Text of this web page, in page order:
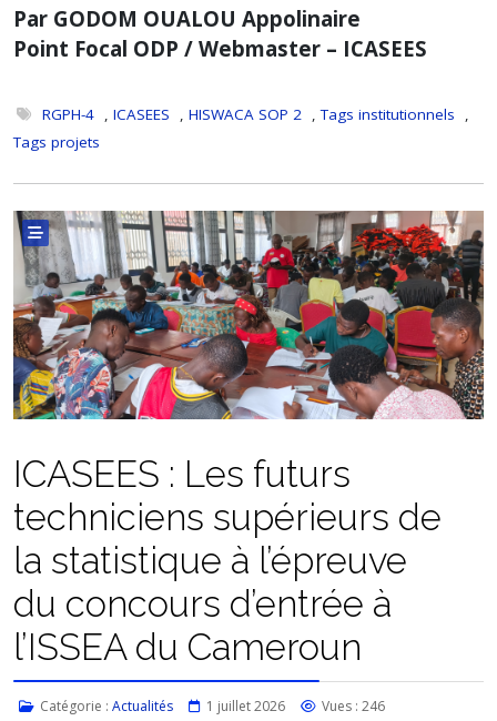
Par GODOM OUALOU Appolinaire
Point Focal ODP / Webmaster – ICASEES
RGPH-4 , ICASEES , HISWACA SOP 2 ,Tags institutionnels
,
Tags projets
ICASEES : Les futurs
techniciens supérieurs de
la statistique à l’épreuve
du concours d’entrée à
l’ISSEA du Cameroun
Catégorie : Actualités 1 juillet 2026 Vues : 246